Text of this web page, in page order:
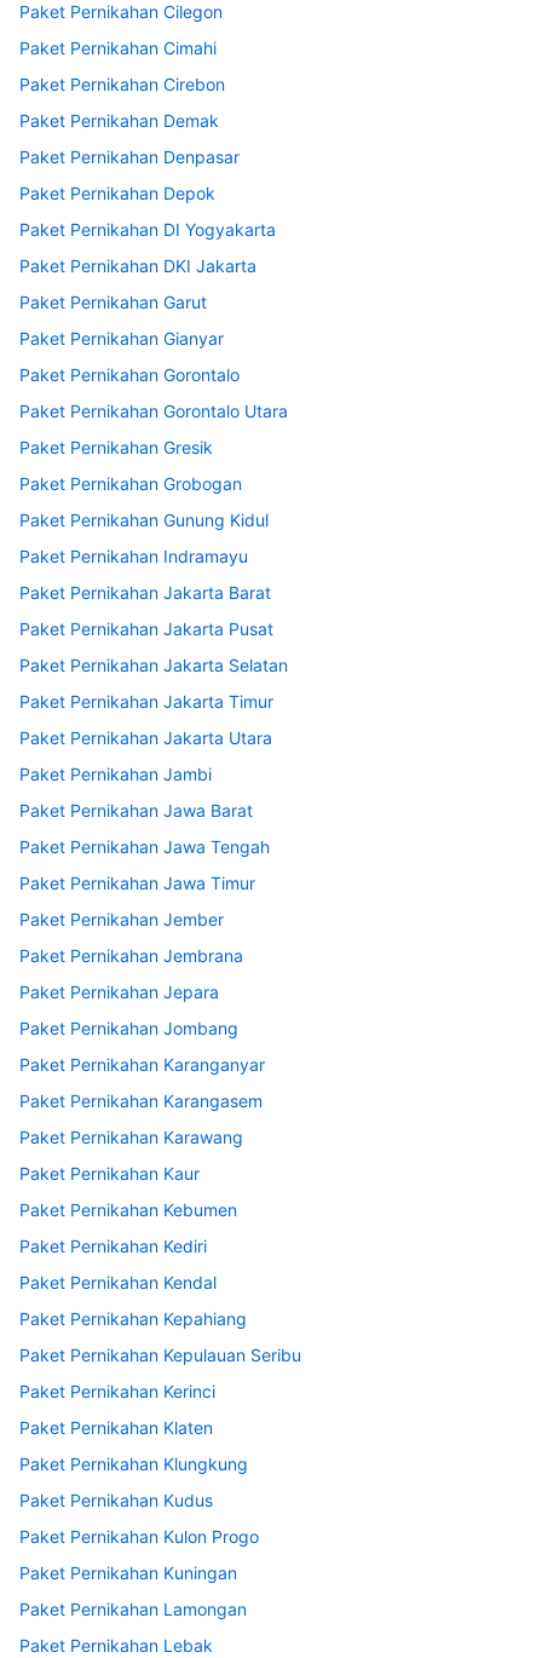
Paket Pernikahan Cilegon
Paket Pernikahan Cimahi
Paket Pernikahan Cirebon
Paket Pernikahan Demak
Paket Pernikahan Denpasar
Paket Pernikahan Depok
Paket Pernikahan DI Yogyakarta
Paket Pernikahan DKI Jakarta
Paket Pernikahan Garut
Paket Pernikahan Gianyar
Paket Pernikahan Gorontalo
Paket Pernikahan Gorontalo Utara
Paket Pernikahan Gresik
Paket Pernikahan Grobogan
Paket Pernikahan Gunung Kidul
Paket Pernikahan Indramayu
Paket Pernikahan Jakarta Barat
Paket Pernikahan Jakarta Pusat
Paket Pernikahan Jakarta Selatan
Paket Pernikahan Jakarta Timur
Paket Pernikahan Jakarta Utara
Paket Pernikahan Jambi
Paket Pernikahan Jawa Barat
Paket Pernikahan Jawa Tengah
Paket Pernikahan Jawa Timur
Paket Pernikahan Jember
Paket Pernikahan Jembrana
Paket Pernikahan Jepara
Paket Pernikahan Jombang
Paket Pernikahan Karanganyar
Paket Pernikahan Karangasem
Paket Pernikahan Karawang
Paket Pernikahan Kaur
Paket Pernikahan Kebumen
Paket Pernikahan Kediri
Paket Pernikahan Kendal
Paket Pernikahan Kepahiang
Paket Pernikahan Kepulauan Seribu
Paket Pernikahan Kerinci
Paket Pernikahan Klaten
Paket Pernikahan Klungkung
Paket Pernikahan Kudus
Paket Pernikahan Kulon Progo
Paket Pernikahan Kuningan
Paket Pernikahan Lamongan
Paket Pernikahan Lebak